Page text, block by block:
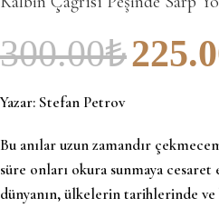
300.00₺
Yazar: Stefan Petrov
Bu anılar uzun zamandır
süre onları okura sunmaya cesaret
dünyanın, ülkelerin tarihlerinde ve